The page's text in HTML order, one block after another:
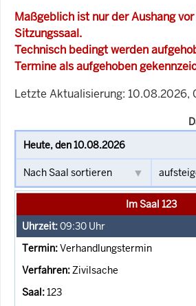
Maßgeblich ist nur der Aushang
Sitzungssaal.
Technisch bedingt werden
Termine als aufgehoben
Letzte Aktualisierung: 10.08.2026,
Im Saal 123
09:30 Uhr
Verhandlungstermin
Zivilsache
123